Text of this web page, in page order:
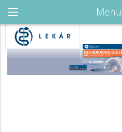
Menu